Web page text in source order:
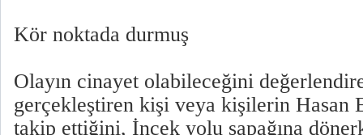
Kör noktada durmuş
Olayın cinayet olabileceğini
gerçekleştiren kişi veya kişilerin Hasan
takip ettiğini, İncek yolu sapağına